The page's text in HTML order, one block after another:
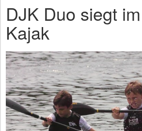
DJK Duo siegt
Kajak